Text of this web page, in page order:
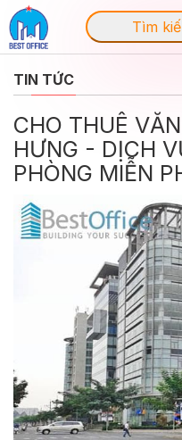
Tìm
TIN TỨC
CHO THUÊ
HƯNG - DỊCH
PHÒNG MIỄN